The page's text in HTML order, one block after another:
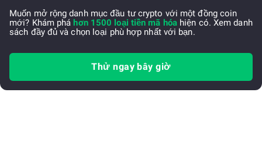
Muốn mở rộng danh mục đầu tư crypto với một đồng coin
mới? Khám pháhơn 1500 loại tiền mã hóahiện có. Xem danh
sách đầy đủ và chọn loại phù hợp nhất với bạn.
Thử ngay bây giờ